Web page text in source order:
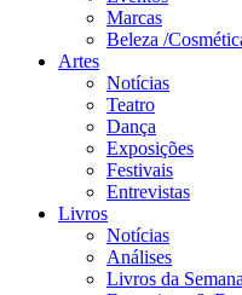
Marcas
Beleza /
Artes
Notícias
Teatro
Dança
Exposições
Festivais
Entrevistas
Livros
Notícias
Análises
Livros da Semana